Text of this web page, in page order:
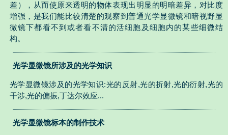
差），从而使原来透明的物体表现出明显的明暗差异，对比度
增强，是我们能比较清楚的观察到普通光学显微镜和暗视野显
微镜下都看不到或者看不清的活细胞及细胞内的某些细微结
构。
光学显微镜所涉及的光学知识
光学显微镜涉及的光学知识:光的反射,光的折射,光的衍射,光的
干涉,光的偏振,丁达尔效应...
光学显微镜标本的制作技术